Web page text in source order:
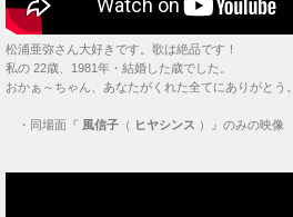
松浦亜弥さん大好きです。歌は絶品です！
私の 22歳、1981年・結婚した歳でした。
おかぁ～ちゃん、あなたがくれた全てにありがとう。
・ 同場面『 風信子 （ ヒヤシンス ）』のみの映像